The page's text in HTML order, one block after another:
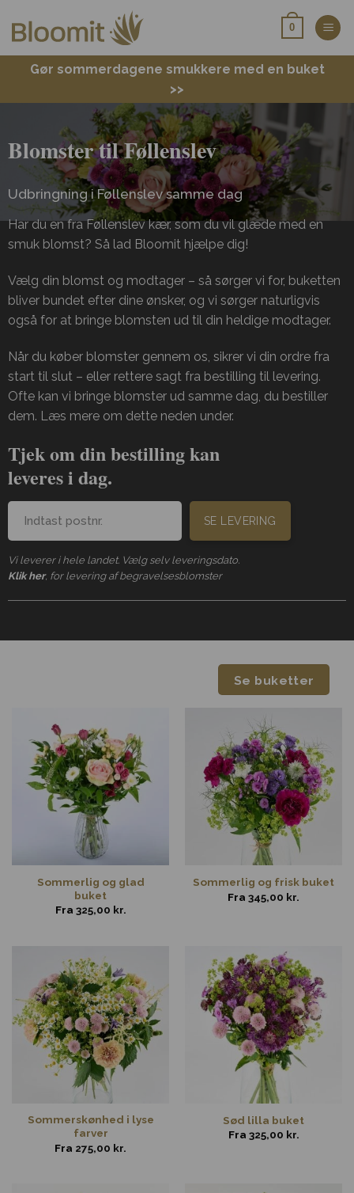
0
Gør sommerdagene smukkere med en buket
>>
Blomster til Føllenslev
Udbringning i Føllenslev samme dag
Har du en fra Føllenslev kær, som du vil glæde med en
smuk blomst? Så lad Bloomit hjælpe dig!
Vælg din blomst og modtager – så sørger vi for, buketten
bliver bundet efter dine ønsker, og vi sørger naturligvis
også for at bringe blomsten ud til din heldige modtager.
Når du køber blomster gennem os, sikrer vi din ordre fra
start til slut – eller rettere sagt fra bestilling til levering.
Ofte kan vi bringe blomster ud samme dag, du bestiller
dem. Læs mere om dette neden under.
Tjek om din bestilling kan
leveres i dag.
SE LEVERING
Vi leverer i hele landet. Vælg selv leveringsdato.
Klik her, for levering af begravelsesblomster
Se buketter
Sommerlig og glad
buket
Fra 325,00 kr.
Sommerlig og frisk buket
Fra 345,00 kr.
Sommerskønhed i lyse
farver
Fra 275,00 kr.
Sød lilla buket
Fra 325,00 kr.